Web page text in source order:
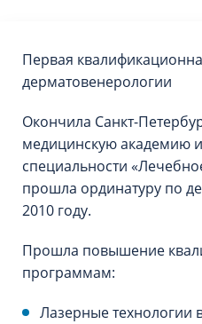
Первая
дерматовенерологии
Окончила Санкт-
медицинскую академию
специальности
прошла ординатуру по
2010 году.
Прошла повышение
программам:
Лазерные технологии